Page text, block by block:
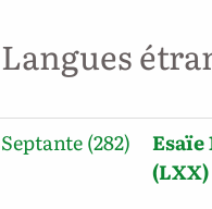
Langues
Septante (282)
Esaïe
(LXX)